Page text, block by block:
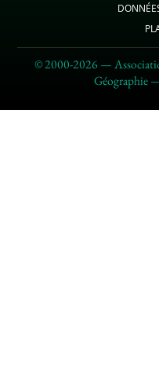
© 2000-2026 —
Géographie